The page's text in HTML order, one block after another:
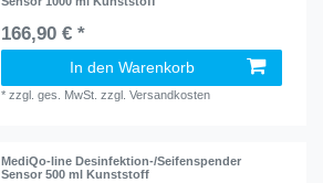
166,90 € *
In den Warenkorb
*zzgl. ges. MwSt. zzgl.Versandkosten
MediQo-line Desinfektion-/Seifenspender
Sensor 500 ml Kunststoff